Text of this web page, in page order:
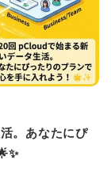
。あなたにぴ